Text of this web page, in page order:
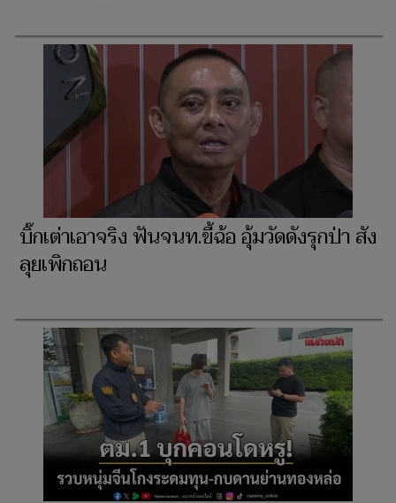
บิ๊กเต่าเอาจริง ฟันจนท.ขี้ฉ้อ อุ้มวัดดังรุกป่า สัง
ลุยเพิกถอน